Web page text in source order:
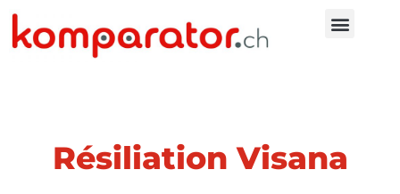
Résiliation Visana